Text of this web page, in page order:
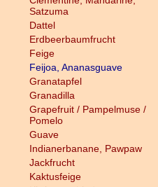
Satzuma
Dattel
Erdbeerbaumfrucht
Feige
Feijoa, Ananasguave
Granatapfel
Granadilla
Grapefruit / Pampelmuse /
Pomelo
Guave
Indianerbanane, Pawpaw
Jackfrucht
Kaktusfeige